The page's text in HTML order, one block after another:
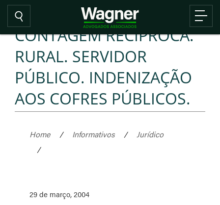
CONTAGEM RECÍPROCA.
RURAL. SERVIDOR
PÚBLICO. INDENIZAÇÃO
AOS COFRES PÚBLICOS.
Home / Informativos /
Jurídico
/
29 de março, 2004